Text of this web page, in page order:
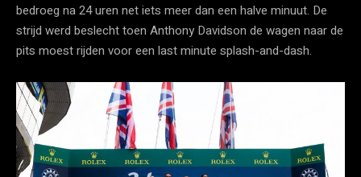
bedroeg na 24 uren net iets meer dan een halve minuut. De
strijd werd beslecht toen Anthony Davidson de wagen naar de
pits moest rijden voor een last minute splash-and-dash.